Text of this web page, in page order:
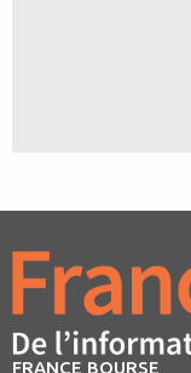
FRANCE BOURSE